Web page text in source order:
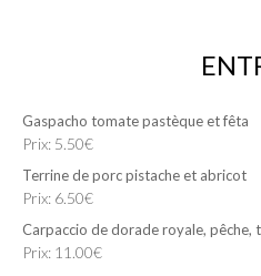
Gaspacho tomate pastèque et fêta
Prix: 5.50€
Terrine de porc pistache et abricot
Prix: 6.50€
Carpaccio de dorade royale, pêche,
Prix: 11.00€